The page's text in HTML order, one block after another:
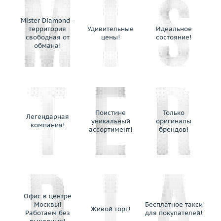
Avakian
Balocchi Preziosi
Baraka
Baume&Mercier
Belle Bague (GIM)
Bernhard H.Mayer
Bertapelle&Carlesso
Bibigi
Boucheron
Breguet
Breuning
British Academy of Jewellery
Выбрано:
всё
Размер (только для колец)
Выбрано: всё
Теги
Выбрано: всё
Применить
Mister Diamond -
территория
свободная от
обмана!
Удивительные
цены!
Идеальное
состояние!
Легендарная
компания!
Поистине
уникальный
ассортимент!
Только
оригиналы
брендов!
Офис в центре
Москвы!
Работаем без
Живой торг!
Бесплатное такси
для покупателей!